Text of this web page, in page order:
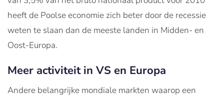
heeft de Poolse economie zich beter door de recessie
weten te slaan dan de meeste landen in Midden- en
Oost-Europa.
Meer activiteit in VS en Europa
Andere belangrijke mondiale markten waarop een